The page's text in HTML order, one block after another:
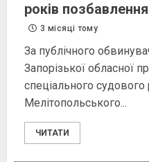
років
3 місяці тому
За публічного
Запорізької обласної
спеціального
Мелітопольського...
ЧИТАТИ